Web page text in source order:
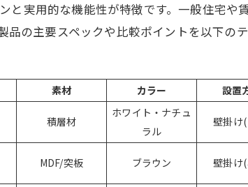
実用的な機能性が特徴です。一般住宅や
の主要スペックや比較ポイントを以下の
素材 カラー 設置
積層材
ホワイト・ナチュ
ラル
壁掛け
MDF/突板 ブラウン 壁掛け